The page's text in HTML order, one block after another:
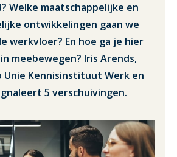
Welke maatschappelijke en
ontwikkelingen gaan we
werkvloer? En hoe ga je hier
meebewegen? Iris Arends,
Kennisinstituut Werk en
5 verschuivingen.